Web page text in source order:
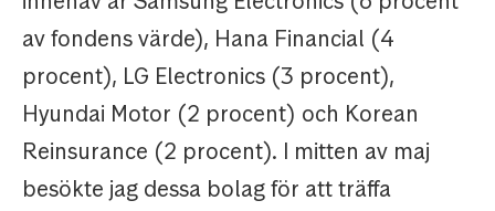
av fondens värde), Hana Financial (4
procent), LG Electronics (3 procent),
Hyundai Motor (2 procent) och Korean
Reinsurance (2 procent). I mitten av maj
besökte jag dessa bolag för att träffa